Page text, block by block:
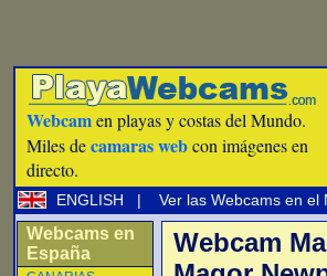
Webcamen playas y costas del Mundo.
Miles decamaras webcon imágenes en
directo.
ENGLISH | Ver las Webcams en el
Webcams en
España
Webcam